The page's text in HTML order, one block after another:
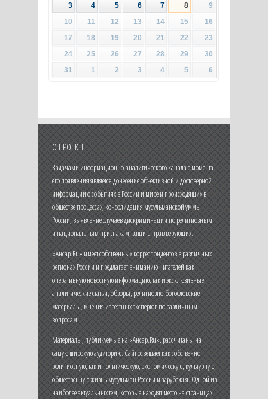
3
4 5 6 7 8
9
10
11 12 13 14 15
16
17
18 19 20 21 22
23
24
25 26 27 28 29
30
31
1 2 3 4 5 6
О ПРОЕКТЕ
Задачами информационно-аналитического канала с момента
его появления является донесение объективной и достоверной
информации о событиях в России и мире и происходящих в
обществе процессах, консолидация мусульманской уммы
России, выявление случаев дискриминации по религиозным
и национальным признакам, защита прав верующих.
«Ансар.Ru» имеет собственных корреспондентов в различных
регионах России и предлагает вниманию читателей как
оперативную новостную информацию, так и эксклюзивные
аналитические статьи, обзоры, религиозно-богословские
материалы, мнения известных экспертов по различным
вопросам.
Материалы, публикуемые на «Ансар.Ru», рассчитаны на
самую широкую аудиторию. Сайт освещает как собственно
религиозную, так и политическую, экономическую, культурную,
общественную жизнь мусульман России и зарубежья. Одной из
наиболее актуальных тем, которые находят место на страницах